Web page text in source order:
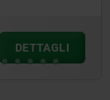
DETTAGLI